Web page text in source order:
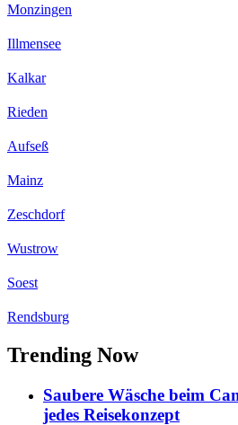
Monzingen
Illmensee
Kalkar
Rieden
Aufseß
Mainz
Zeschdorf
Wustrow
Soest
Rendsburg
Trending Now
Saubere Wäsche beim
jedes Reisekonzept